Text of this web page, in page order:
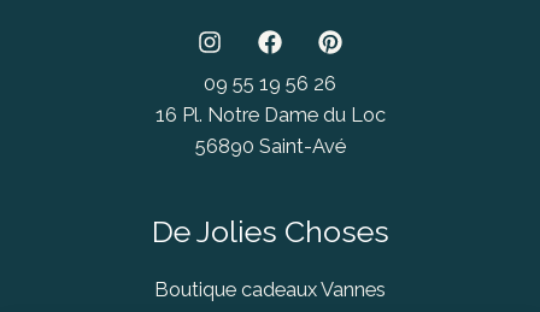
09 55 19 56 26
16 Pl. Notre Dame du Loc
56890 Saint-Avé
De Jolies Choses
Boutique cadeaux Vannes